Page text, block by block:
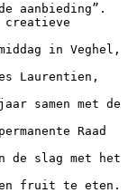
aanbieding”.
in Veghel,
Laurentien,
samen met de
Raad
de slag met het
en fruit te eten.